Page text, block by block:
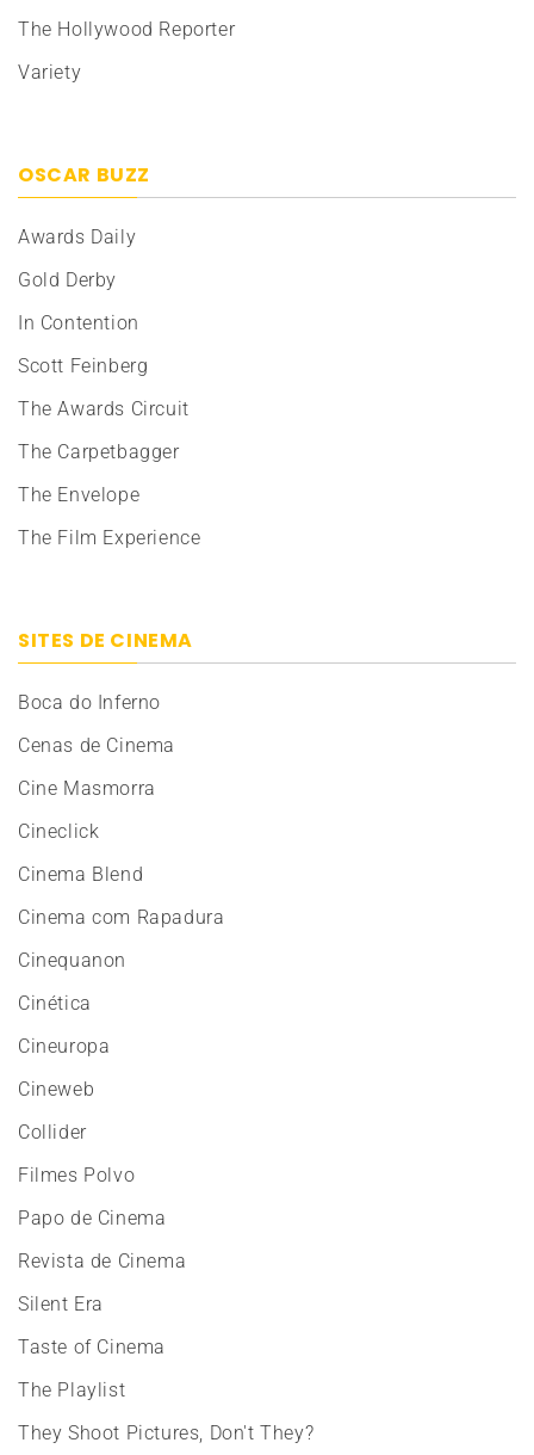
The Hollywood Reporter
Variety
OSCAR BUZZ
Awards Daily
Gold Derby
In Contention
Scott Feinberg
The Awards Circuit
The Carpetbagger
The Envelope
The Film Experience
SITES DE CINEMA
Boca do Inferno
Cenas de Cinema
Cine Masmorra
Cineclick
Cinema Blend
Cinema com Rapadura
Cinequanon
Cinética
Cineuropa
Cineweb
Collider
Filmes Polvo
Papo de Cinema
Revista de Cinema
Silent Era
Taste of Cinema
The Playlist
They Shoot Pictures, Don't They?